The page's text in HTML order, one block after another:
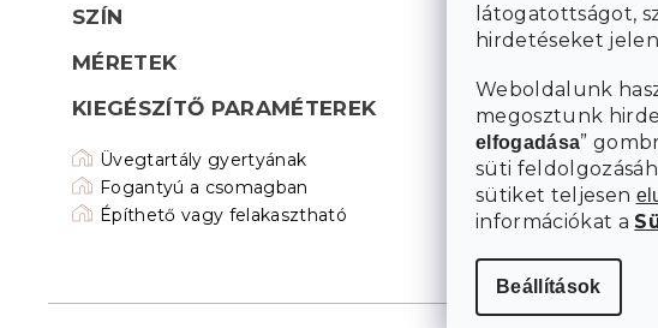
látogatottságot,
hirdetéseket
Weboldalunk
megosztunk
elfogadása”
süti
sütiket teljesen
információkat a
Beállítások
SZÍN
MÉRETEK
KIEGÉSZÍTŐ PARAMÉTEREK
Üvegtartály gyertyának
Fogantyú a csomagban
Építhető vagy felakasztható